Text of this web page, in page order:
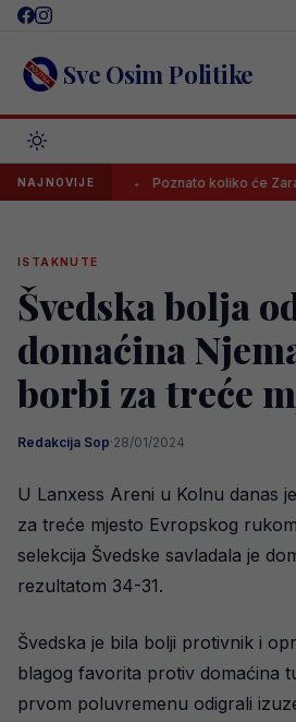
Skip
content Sve Osim Politike
NAJNOVIJE Poznato koliko će
ISTAKNUTE
Švedska bolja
domaćina
borbi za treće
Redakcija Sop·28/01/2024
U Lanxess Areni u Kolnu danas
za treće mjesto Evropskog
selekcija Švedske savladala je
rezultatom 34-31.
Švedska je bila bolji protivnik i
blagog favorita protiv domaćina
prvom poluvremenu odigrali